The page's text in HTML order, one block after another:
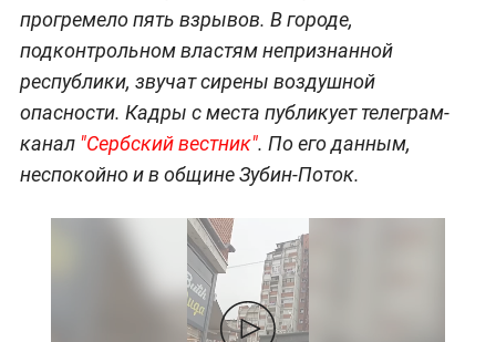
прогремело пять взрывов. В городе,
подконтрольном властям непризнанной
республики, звучат сирены воздушной
опасности. Кадры с места публикует телеграм-
канал "Сербский вестник". По его данным,
неспокойно и в общине Зубин-Поток.